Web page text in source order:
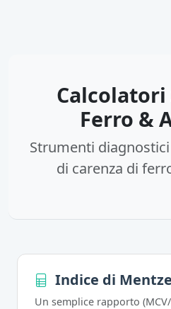
Calcolatori
Ferro &
Strumenti
di carenza di
Indice di
Un semplice rapporto